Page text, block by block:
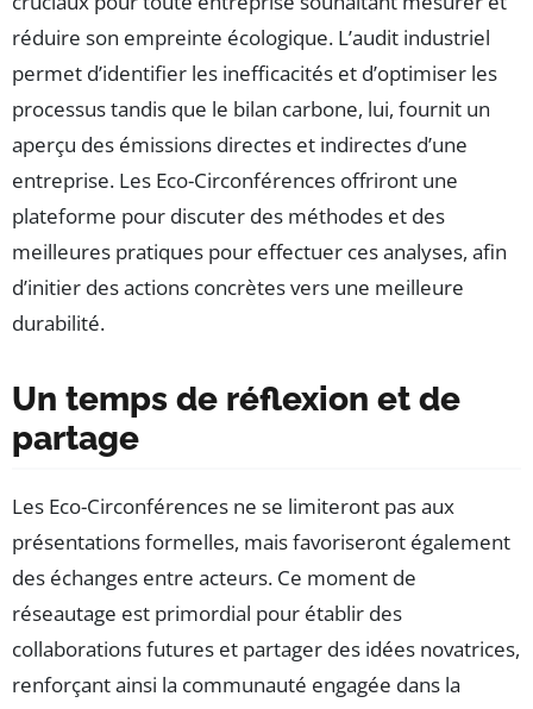
réduire son empreinte écologique. L’audit industriel
permet d’identifier les inefficacités et d’optimiser les
processus tandis que le bilan carbone, lui, fournit un
aperçu des émissions directes et indirectes d’une
entreprise. Les Eco-Circonférences offriront une
plateforme pour discuter des méthodes et des
meilleures pratiques pour effectuer ces analyses, afin
d’initier des actions concrètes vers une meilleure
durabilité.
Un temps de réflexion et de
partage
Les Eco-Circonférences ne se limiteront pas aux
présentations formelles, mais favoriseront également
des échanges entre acteurs. Ce moment de
réseautage est primordial pour établir des
collaborations futures et partager des idées novatrices,
renforçant ainsi la communauté engagée dans la